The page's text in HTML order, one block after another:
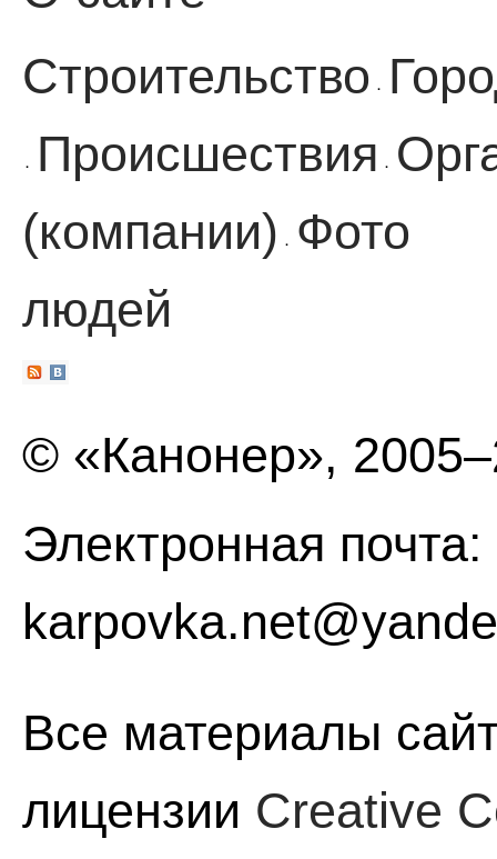
Строительство ·
· Происшествия ·
(компании)
·
Фото
людей
© «Канонер»,
Электронная почта:
Все материалы
лицензии Creative